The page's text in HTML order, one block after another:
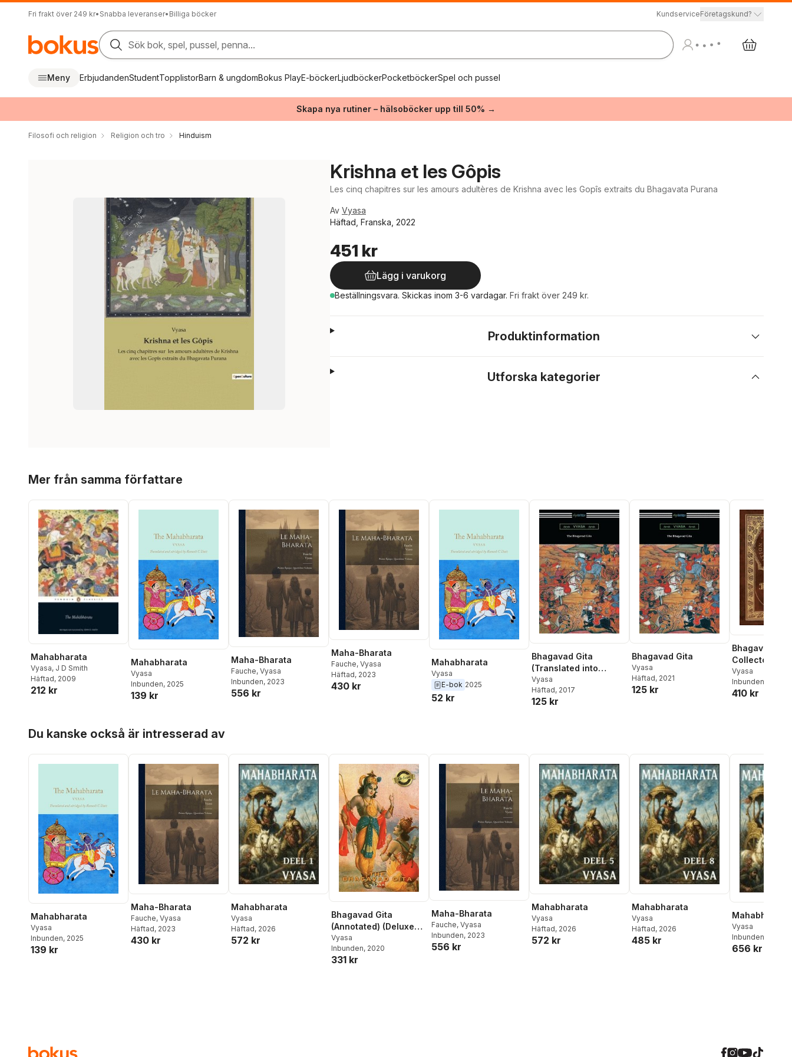
Fri frakt över 249 kr• Snabba leveranser• Billiga böcker KundserviceFöretagskund?
Sök bok, spel, pussel, penna...
Meny ErbjudandenStudentTopplistorBarn & ungdomBokus PlayE-böckerLjudböckerPocketböckerSpel och pussel
Skapa nya rutiner – hälsoböcker upp till 50% →
Filosofi och religion Religion och tro Hinduism
Krishna et les Gôpis
Les cinq chapitres sur les amours adultères de Krishna avec les Gopîs extraits du Bhagavata Purana
Av Vyasa
Häftad, Franska, 2022
451 kr
Lägg i varukorg
Beställningsvara. Skickas inom 3-6 vardagar. Fri frakt över 249 kr.
Produktinformation
Utforska kategorier
Mer från samma författare
Mahabharata
Vyasa, J D Smith
Häftad, 2009
212 kr
Mahabharata
Vyasa
Inbunden, 2025
139 kr
Maha-Bharata
Fauche, Vyasa
Inbunden, 2023
556 kr
Maha-Bharata
Fauche, Vyasa
Häftad, 2023
430 kr
Mahabharata
Vyasa
E-bok 2025
52 kr
Bhagavad Gita
(Translated into
English prose with an
Introduction by
Kashinath Trimbak
Vyasa
Häftad, 2017
125 kr
Bhagavad Gita
Vyasa
Häftad, 2021
125 kr
Bhagavad
Collector's
(Annotated)
Laminate
with Jacket)
Vyasa
Inbunden
410 kr
Du kanske också är intresserad av
Mahabharata
Vyasa
Inbunden, 2025
139 kr
Maha-Bharata
Fauche, Vyasa
Häftad, 2023
430 kr
Mahabharata
Vyasa
Häftad, 2026
572 kr
Bhagavad Gita
(Annotated) (Deluxe
Library Edition)
Vyasa
Inbunden, 2020
331 kr
Maha-Bharata
Fauche, Vyasa
Inbunden, 2023
556 kr
Mahabharata
Vyasa
Häftad, 2026
572 kr
Mahabharata
Vyasa
Häftad, 2026
485 kr
Mahabharata
Vyasa
Inbunden
656 kr